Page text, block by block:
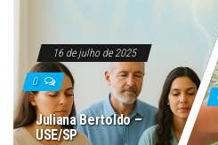
16 de julho de 2025
0
Juliana Bertoldo –
USE/SP